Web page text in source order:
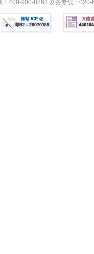
：400-900-8863 财务专线：